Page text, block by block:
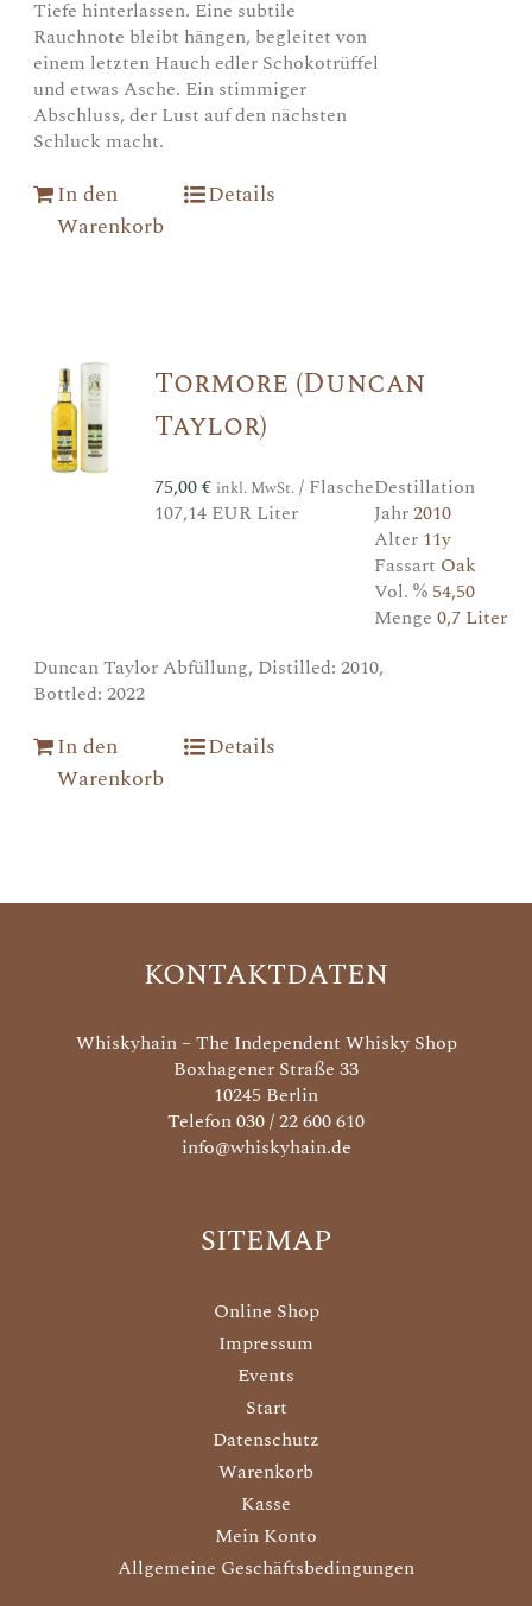
Tiefe hinterlassen. Eine subtile
Rauchnote bleibt hängen, begleitet von
einem letzten Hauch edler Schokotrüffel
und etwas Asche. Ein stimmiger
Abschluss, der Lust auf den nächsten
Schluck macht.
In den
Warenkorb
Details
Tormore (Duncan
Taylor)
75,00€ inkl. MwSt. / Flasche
107,14 EUR Liter
Destillation
Jahr2010
Alter 11y
Fassart Oak
Vol. % 54,50
Menge0,7 Liter
Duncan Taylor Abfüllung, Distilled: 2010,
Bottled: 2022
In den
Warenkorb
Details
KONTAKTDATEN
Whiskyhain – The Independent Whisky Shop
Boxhagener Straße 33
10245 Berlin
Telefon 030 / 22 600 610
info@whiskyhain.de
SITEMAP
Online Shop
Impressum
Events
Start
Datenschutz
Warenkorb
Kasse
Mein Konto
Allgemeine Geschäftsbedingungen